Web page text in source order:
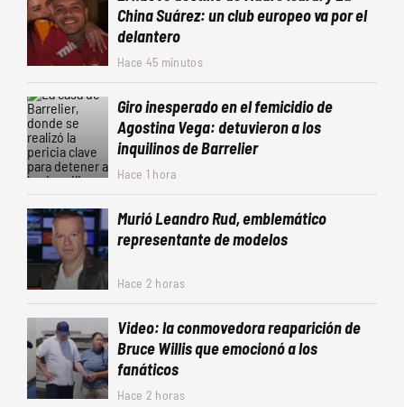
China Suárez: un club europeo va por el
delantero
Hace 45 minutos
Giro inesperado en el femicidio de
Agostina Vega: detuvieron a los
inquilinos de Barrelier
Hace 1 hora
Murió Leandro Rud, emblemático
representante de modelos
Hace 2 horas
Video: la conmovedora reaparición de
Bruce Willis que emocionó a los
fanáticos
Hace 2 horas